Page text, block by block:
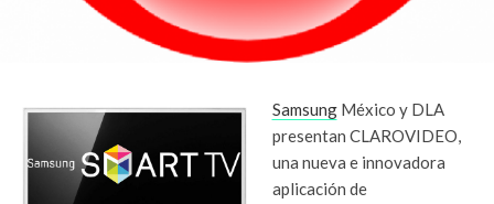
SamsungMéxico y DLA
presentan CLAROVIDEO,
una nueva e innovadora
aplicación de